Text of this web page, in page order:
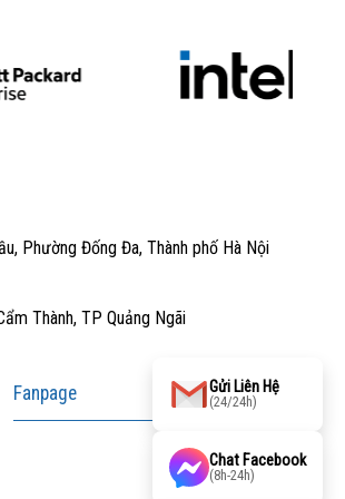
Phường Đống Đa, Thành phố Hà Nội
Thành, TP Quảng Ngãi
Fanpage Gửi Liên Hệ
(24/24h)
Chat Facebook
(8h-24h)